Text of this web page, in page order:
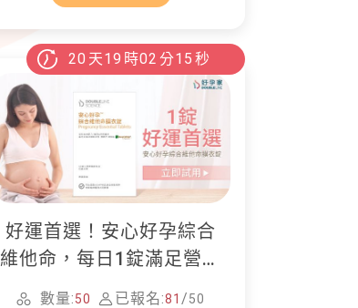
20 天19 時02 分14 秒
好運首選！安心好孕綜合
維他命，每日1錠滿足營養
所需
數量:50 已報名:81 /50